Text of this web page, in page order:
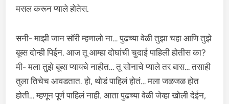
मसल करून प्याले होतेस.
सनी- माझी जान सॉरी म्हणालो ना… पुढच्या वेळी तुझा चहा आणि तुझे
बूब्स दोन्ही पिईन. आज तू आम्हा दोघांची चुदाई पाहिली होतीस का?
मी- मला तुझे बूब्स प्यायचे नाहीत… तू सोनाचे प्याले तर बास… तसाही
तुला तिचेच आवडतात. हो, थोडं पाहिलं होतं… मला जळजळ होत
होती… म्हणून पूर्ण पाहिलं नाही. आता पुढच्या वेळी जेव्हा खोली देईन,